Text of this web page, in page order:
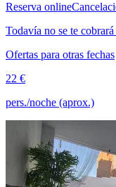
Reserva online
Todavía no se te cobrará
Ofertas para otras fechas
22 €
pers./noche (aprox.)